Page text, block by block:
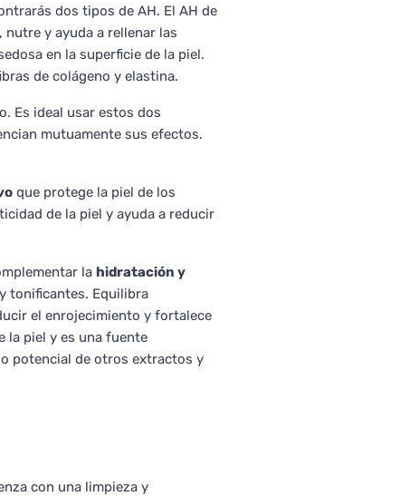
dos tipos de AH. El AH de
y ayuda a rellenar las
en la superficie de la piel.
de colágeno y elastina.
Es ideal usar estos dos
mutuamente sus efectos.
que protege la piel de los
de la piel y ayuda a reducir
la hidratación y
tonificantes. Equilibra
el enrojecimiento y fortalece
la piel y es una fuente
potencial de otros extractos y
con una limpieza y